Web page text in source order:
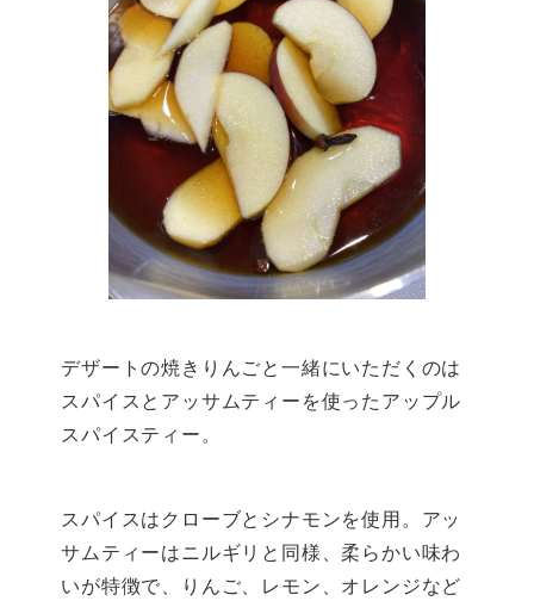
デザートの焼きりんごと一緒にいただくのは
スパイスとアッサムティーを使ったアップル
スパイスティー。
スパイスはクローブとシナモンを使用。アッ
サムティーはニルギリと同様、柔らかい味わ
いが特徴で、りんご、レモン、オレンジなど